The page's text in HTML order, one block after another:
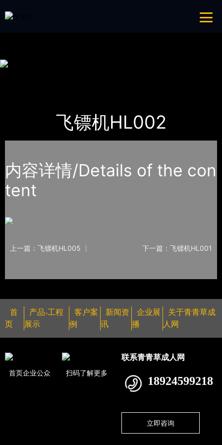
导航
网站地图
飞镖机HL002
内容详情/Details of the con
tent
上一篇：飞镖机HL005 下一篇：飞镖机HL001
首
页
产品-工程
展示
客户案
例
新闻资
讯
企业展
播
关于青青草成
人网
首页企业公众 扫码了解更多
联系青青草成人网
18924599218
立即咨询